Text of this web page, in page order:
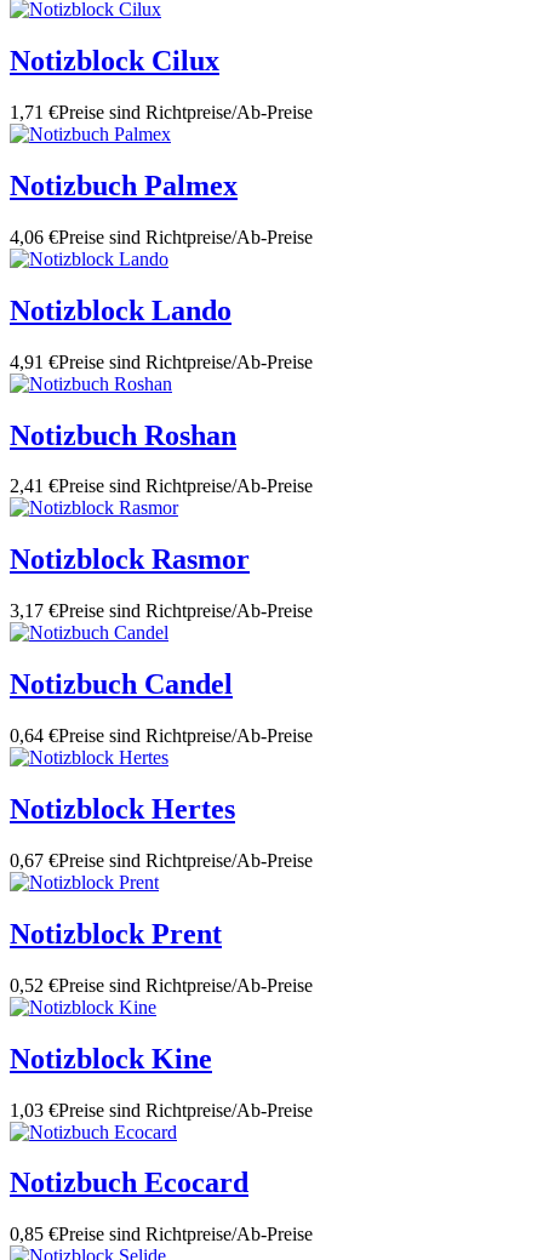
Notizblock Cilux
1,71 €Preise sind Richtpreise/Ab-Preise
Notizbuch Palmex
4,06 €Preise sind Richtpreise/Ab-Preise
Notizblock Lando
4,91 €Preise sind Richtpreise/Ab-Preise
Notizbuch Roshan
2,41 €Preise sind Richtpreise/Ab-Preise
Notizblock Rasmor
3,17 €Preise sind Richtpreise/Ab-Preise
Notizbuch Candel
0,64 €Preise sind Richtpreise/Ab-Preise
Notizblock Hertes
0,67 €Preise sind Richtpreise/Ab-Preise
Notizblock Prent
0,52 €Preise sind Richtpreise/Ab-Preise
Notizblock Kine
1,03 €Preise sind Richtpreise/Ab-Preise
Notizbuch Ecocard
0,85 €Preise sind Richtpreise/Ab-Preise